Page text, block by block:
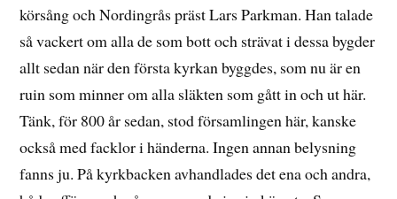
körsång och Nordingrås präst Lars Parkman. Han talade
så vackert om alla de som bott och strävat i dessa bygder
allt sedan när den första kyrkan byggdes, som nu är en
ruin som minner om alla släkten som gått in och ut här.
Tänk, för 800 år sedan, stod församlingen här, kanske
också med facklor i händerna. Ingen annan belysning
fanns ju. På kyrkbacken avhandlades det ena och andra,